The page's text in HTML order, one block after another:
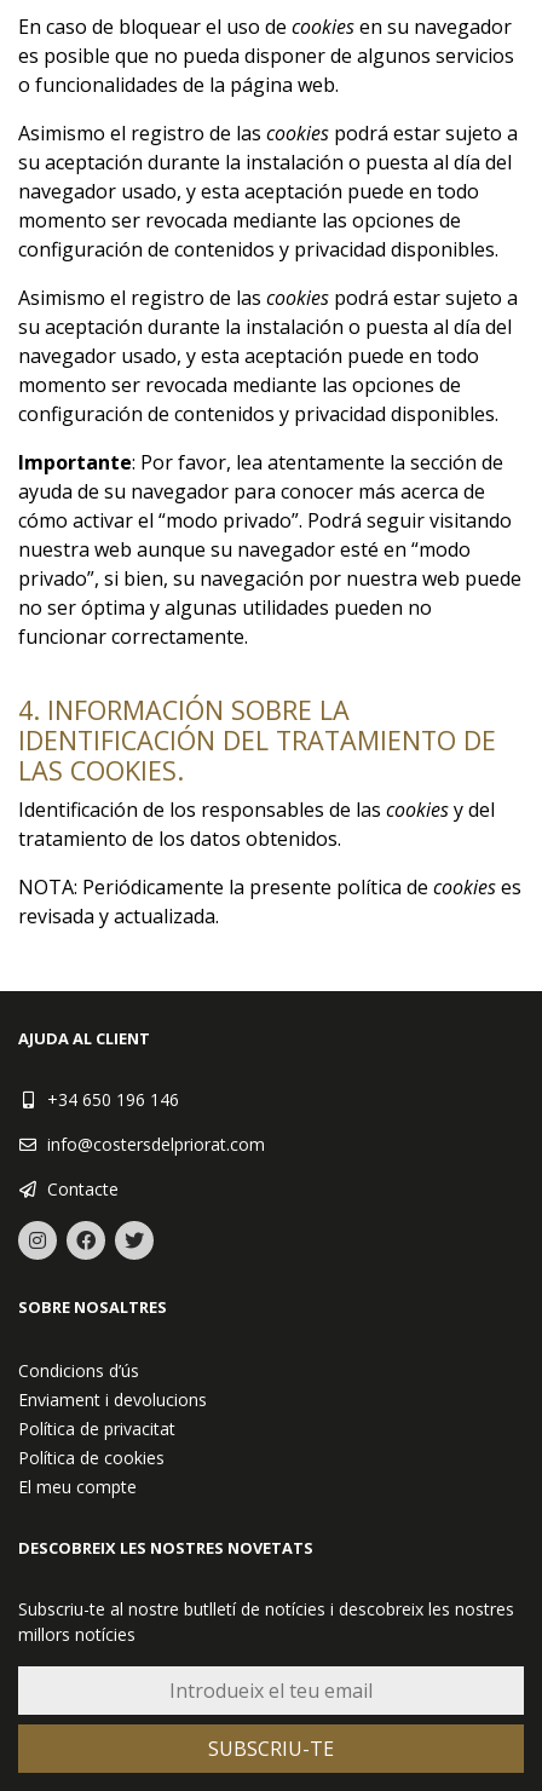
En caso de bloquear el uso de cookiesen su navegador
es posible que no pueda disponer de algunos servicios
o funcionalidades de la página web.
Asimismo el registro de las cookies podrá estar sujeto a
su aceptación durante la instalación o puesta al día del
navegador usado, y esta aceptación puede en todo
momento ser revocada mediante las opciones de
configuración de contenidos y privacidad disponibles.
Asimismo el registro de las cookies podrá estar sujeto a
su aceptación durante la instalación o puesta al día del
navegador usado, y esta aceptación puede en todo
momento ser revocada mediante las opciones de
configuración de contenidos y privacidad disponibles.
Importante: Por favor, lea atentamente la sección de
ayuda de su navegador para conocer más acerca de
cómo activar el “modo privado”. Podrá seguir visitando
nuestra web aunque su navegador esté en “modo
privado”, si bien, su navegación por nuestra web puede
no ser óptima y algunas utilidades pueden no
funcionar correctamente.
4. INFORMACIÓN SOBRE LA
IDENTIFICACIÓN DEL TRATAMIENTO DE
LAS COOKIES.
Identificación de los responsables de las cookiesy del
tratamiento de los datos obtenidos.
NOTA: Periódicamente la presente política de cookieses
revisada y actualizada.
AJUDA AL CLIENT
+34 650 196 146
info@costersdelpriorat.com
Contacte
SOBRE NOSALTRES
Condicions d’ús
Enviament i devolucions
Política de privacitat
Política de cookies
El meu compte
DESCOBREIX LES NOSTRES NOVETATS
Subscriu-te al nostre butlletí de notícies i descobreix les nostres
millors notícies
SUBSCRIU-TE